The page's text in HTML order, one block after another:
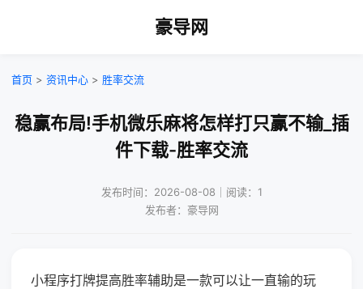
豪导网
首页 > 资讯中心 > 胜率交流
稳赢布局!手机微乐麻将怎样打只赢不输_插
件下载-胜率交流
发布时间：2026-08-08｜阅读：1
发布者：豪导网
小程序打牌提高胜率辅助是一款可以让一直输的玩